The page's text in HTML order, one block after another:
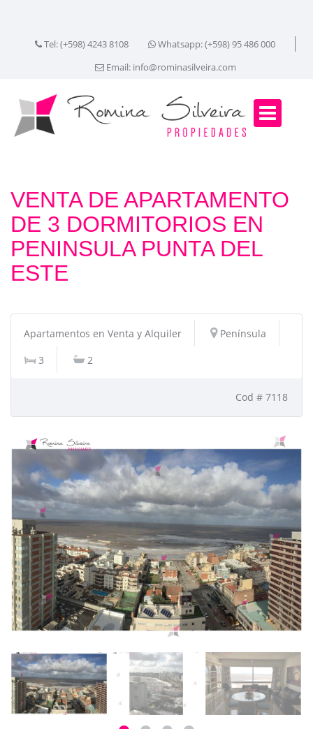
Tel: (+598) 4243 8108
Whatsapp: (+598) 95 486 000
Email: info@rominasilveira.com
VENTA DE APARTAMENTO
DE 3 DORMITORIOS EN
PENINSULA PUNTA DEL
ESTE
Apartamentos en Venta y Alquiler
Península
3
2
Cod # 7118